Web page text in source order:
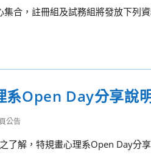
合，註冊組及試務組將發放下列
系Open Day分享說
公告
了解，特規畫心理系Open Day分